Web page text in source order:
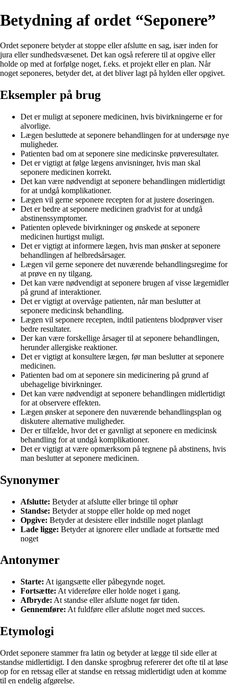
Betydning af ordet “Seponere”
Ordet seponere betyder at stoppe eller afslutte en sag, især inden for
jura eller sundhedsvæsenet. Det kan også referere til at opgive eller
holde op med at forfølge noget, f.eks. et projekt eller en plan. Når
noget seponeres, betyder det, at det bliver lagt på hylden eller opgivet.
Eksempler på brug
Det er muligt at seponere medicinen, hvis bivirkningerne er for
alvorlige.
Lægen besluttede at seponere behandlingen for at undersøge nye
muligheder.
Patienten bad om at seponere sine medicinske prøveresultater.
Det er vigtigt at følge lægens anvisninger, hvis man skal
seponere medicinen korrekt.
Det kan være nødvendigt at seponere behandlingen midlertidigt
for at undgå komplikationer.
Lægen vil gerne seponere recepten for at justere doseringen.
Det er bedre at seponere medicinen gradvist for at undgå
abstinenssymptomer.
Patienten oplevede bivirkninger og ønskede at seponere
medicinen hurtigst muligt.
Det er vigtigt at informere lægen, hvis man ønsker at seponere
behandlingen af helbredsårsager.
Lægen vil gerne seponere det nuværende behandlingsregime for
at prøve en ny tilgang.
Det kan være nødvendigt at seponere brugen af visse lægemidler
på grund af interaktioner.
Det er vigtigt at overvåge patienten, når man beslutter at
seponere medicinsk behandling.
Lægen vil seponere recepten, indtil patientens blodprøver viser
bedre resultater.
Der kan være forskellige årsager til at seponere behandlingen,
herunder allergiske reaktioner.
Det er vigtigt at konsultere lægen, før man beslutter at seponere
medicinen.
Patienten bad om at seponere sin medicinering på grund af
ubehagelige bivirkninger.
Det kan være nødvendigt at seponere behandlingen midlertidigt
for at observere effekten.
Lægen ønsker at seponere den nuværende behandlingsplan og
diskutere alternative muligheder.
Der er tilfælde, hvor det er gavnligt at seponere en medicinsk
behandling for at undgå komplikationer.
Det er vigtigt at være opmærksom på tegnene på abstinens, hvis
man beslutter at seponere medicinen.
Synonymer
Afslutte: Betyder at afslutte eller bringe til ophør
Standse: Betyder at stoppe eller holde op med noget
Opgive: Betyder at desistere eller indstille noget planlagt
Lade ligge: Betyder at ignorere eller undlade at fortsætte med
noget
Antonymer
Starte: At igangsætte eller påbegynde noget.
Fortsætte: At videreføre eller holde noget i gang.
Afbryde: At standse eller afslutte noget før tiden.
Gennemføre: At fuldføre eller afslutte noget med succes.
Etymologi
Ordet seponere stammer fra latin og betyder at lægge til side eller at
standse midlertidigt. I den danske sprogbrug refererer det ofte til at løse
op for en retssag eller at standse en retssag midlertidigt uden at komme
til en endelig afgørelse.